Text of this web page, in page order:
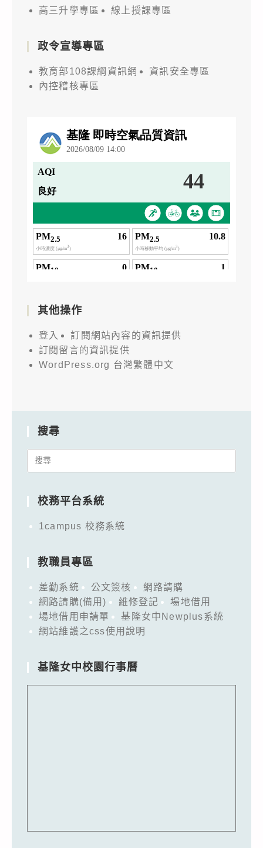
高三升學專區
線上授課專區
政令宣導專區
教育部108課綱資訊網
資訊安全專區
內控稽核專區
其他操作
登入
訂閱網站內容的資訊提供
訂閱留言的資訊提供
WordPress.org 台灣繁體中文
搜尋
Search
校務平台系統
1campus 校務系統
教職員專區
差勤系統 公文簽核
網路請購
網路請購(備用)
維修登記
場地借用
場地借用申請單
基隆女中Newplus系統
網站維護之css使用說明
基隆女中校園行事曆